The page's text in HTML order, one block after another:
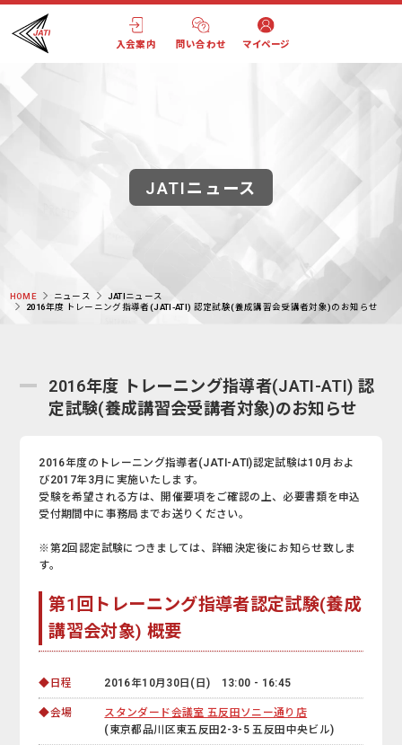
入会案内 問い合わせ マイページ
JATIニュース
HOME ニュース
JATIニュース
2016年度 トレーニング指導者(JATI-ATI) 認定試験(養成講習会受講者対象)のお知らせ
2016年度 トレーニング指導者(JATI-ATI) 認
定試験(養成講習会受講者対象)のお知らせ
2016年度のトレーニング指導者(JATI-ATI)認定試験は10月およ
び2017年3月に実施いたします。
受験を希望される方は、開催要項をご確認の上、必要書類を申込
受付期間中に事務局までお送りください。
※第2回認定試験につきましては、詳細決定後にお知らせ致しま
す。
第1回トレーニング指導者認定試験(養成
講習会対象) 概要
◆日程 2016年10月30日(日) 13:00 - 16:45
◆会場
スタンダード会議室 五反田ソニー通り店
(東京都品川区東五反田2-3-5 五反田中央ビル)